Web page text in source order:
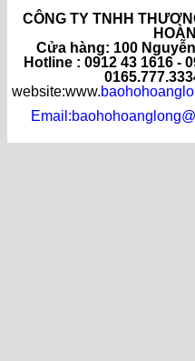
CÔNG TY TNHH
Cửa hàng: 100
Hotline : 0912 43 1616 -
website:www.